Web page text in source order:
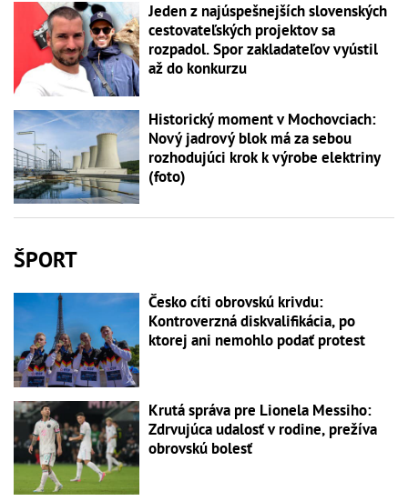
Jeden z najúspešnejších slovenských
cestovateľských projektov sa
rozpadol. Spor zakladateľov vyústil
až do konkurzu
Historický moment v Mochovciach:
Nový jadrový blok má za sebou
rozhodujúci krok k výrobe elektriny
(foto)
ŠPORT
Česko cíti obrovskú krivdu:
Kontroverzná diskvalifikácia, po
ktorej ani nemohlo podať protest
Krutá správa pre Lionela Messiho:
Zdrvujúca udalosť v rodine, prežíva
obrovskú bolesť